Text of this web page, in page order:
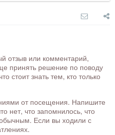
отзыв или комментарий,
принять решение по поводу
стоит знать тем, кто только
от посещения. Напишите
нет, что запомнилось, что
Если вы ходили с